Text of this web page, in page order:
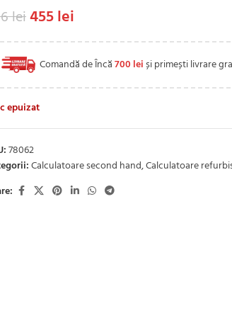
lei455lei
Comandă de Încă700 leiși primești livrare
epuizat
78062
Calculatoare second hand,Calculatoare